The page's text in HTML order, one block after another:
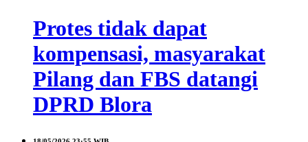
Protes tidak dapat
kompensasi, masyarakat
Pilang dan FBS datangi
DPRD Blora